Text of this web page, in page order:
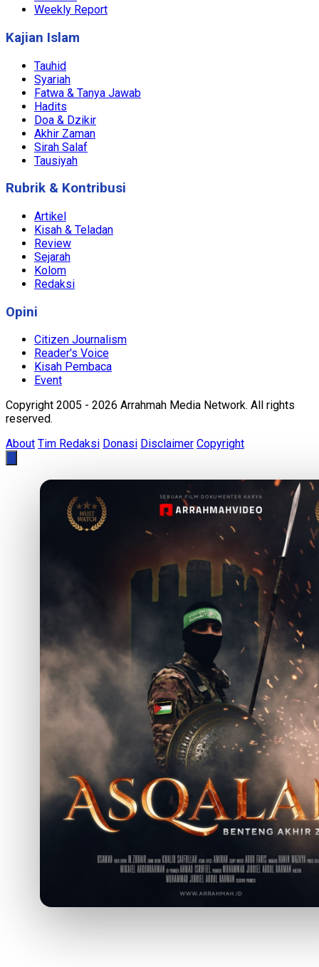
Weekly Report
Kajian Islam
Tauhid
Syariah
Fatwa & Tanya Jawab
Hadits
Doa & Dzikir
Akhir Zaman
Sirah Salaf
Tausiyah
Rubrik & Kontribusi
Artikel
Kisah & Teladan
Review
Sejarah
Kolom
Redaksi
Opini
Citizen Journalism
Reader's Voice
Kisah Pembaca
Event
Copyright 2005 - 2026 Arrahmah Media Network. All rights
reserved.
About Tim Redaksi Donasi Disclaimer Copyright